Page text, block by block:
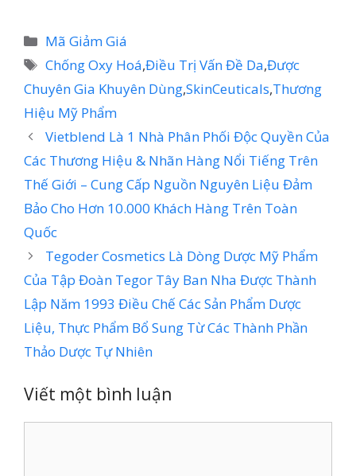
Danh
mục
Mã Giảm Giá
Thẻ
Chống Oxy Hoá,Điều Trị Vấn Đề Da,Được
Chuyên Gia Khuyên Dùng,SkinCeuticals,Thương
Hiệu Mỹ Phẩm
Vietblend Là 1 Nhà Phân Phối Độc Quyền Của
Các Thương Hiệu & Nhãn Hàng Nổi Tiếng Trên
Thế Giới – Cung Cấp Nguồn Nguyên Liệu Đảm
Bảo Cho Hơn 10.000 Khách Hàng Trên Toàn
Quốc
Tegoder Cosmetics Là Dòng Dược Mỹ Phẩm
Của Tập Đoàn Tegor Tây Ban Nha Được Thành
Lập Năm 1993 Điều Chế Các Sản Phẩm Dược
Liệu, Thực Phẩm Bổ Sung Từ Các Thành Phần
Thảo Dược Tự Nhiên
Viết một bình luận